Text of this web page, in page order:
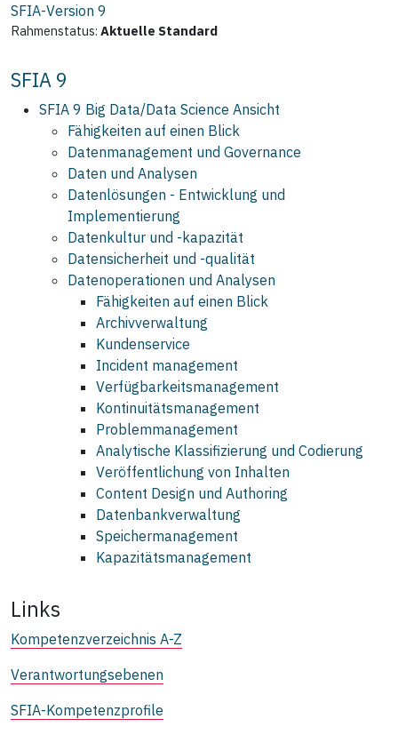
SFIA-Version 9
Rahmenstatus: Aktuelle Standard
SFIA 9
SFIA 9 Big Data/Data Science Ansicht
Fähigkeiten auf einen Blick
Datenmanagement und Governance
Daten und Analysen
Datenlösungen - Entwicklung und
Implementierung
Datenkultur und -kapazität
Datensicherheit und ‑qualität
Datenoperationen und Analysen
Fähigkeiten auf einen Blick
Archivverwaltung
Kundenservice
Incident management
Verfügbarkeitsmanagement
Kontinuitätsmanagement
Problemmanagement
Analytische Klassifizierung und Codierung
Veröffentlichung von Inhalten
Content Design und Authoring
Datenbankverwaltung
Speichermanagement
Kapazitätsmanagement
Links
Kompetenzverzeichnis A-Z
Verantwortungsebenen
SFIA-Kompetenzprofile